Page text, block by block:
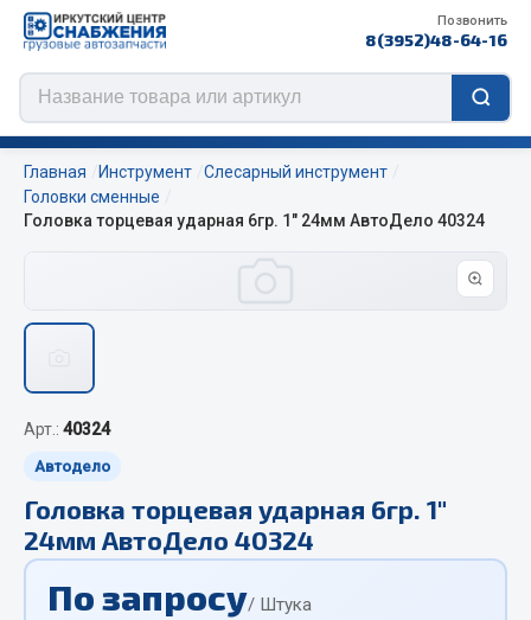
Позвонить
8(3952)48-64-16
Цепи противоскольжения
ЦЕПИ РОССИЯ
Изготовление цепей на колеса BOHU
Весь раздел
Отопители салона, подогреватели
Автономные воздушные отопители
Главная Инструмент
Слесарный инструмент
Головки сменные
Головка торцевая ударная 6гр. 1" 24мм АвтоДело 40324
Арт.: 40324
Автодело
Головка торцевая ударная 6гр. 1"
24мм АвтоДело 40324
По запросу/ Штука